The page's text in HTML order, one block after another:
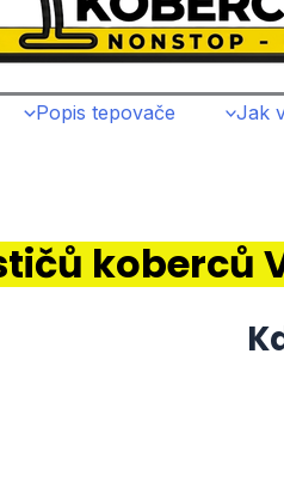
Popis tepovače Jak
koberců